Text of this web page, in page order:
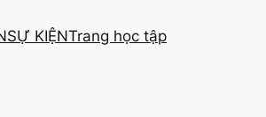
SỰ KIỆNTrang học tập